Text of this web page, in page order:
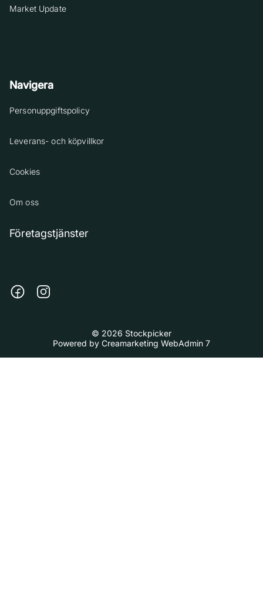
Market Update
Navigera
Personuppgiftspolicy
Leverans- och köpvillkor
Cookies
Om oss
Företagstjänster
© 2026 Stockpicker
Powered by Creamarketing WebAdmin 7